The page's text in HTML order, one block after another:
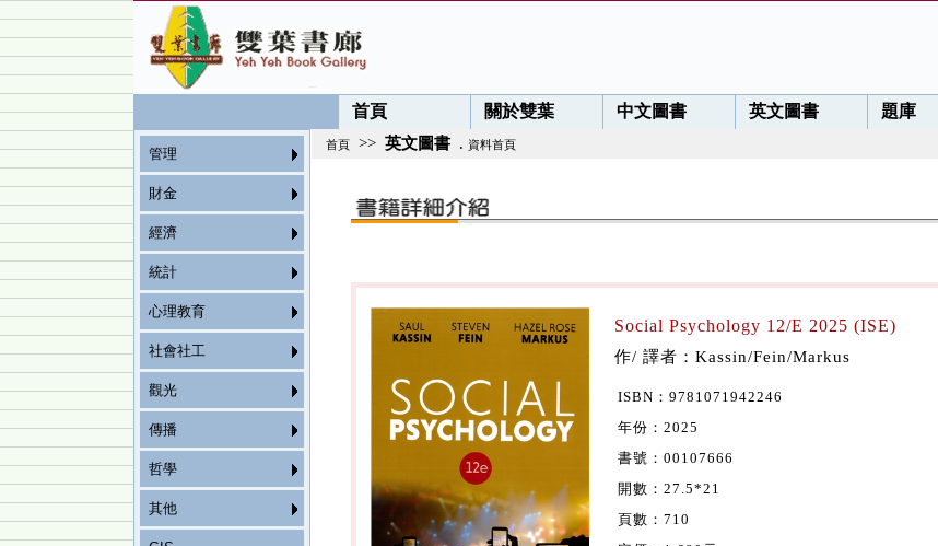
首頁 關於雙葉 中文圖書 英文圖書 題庫
管理
財金
經濟
統計
心理教育
社會社工
觀光
傳播
哲學
其他
首頁 >> 英文圖書 . 資料首頁
Social Psychology 12/E 2025 (ISE)
作/ 譯者：Kassin/Fein/Markus
ISBN：9781071942246
年份：2025
書號：00107666
開數：27.5*21
頁數：710